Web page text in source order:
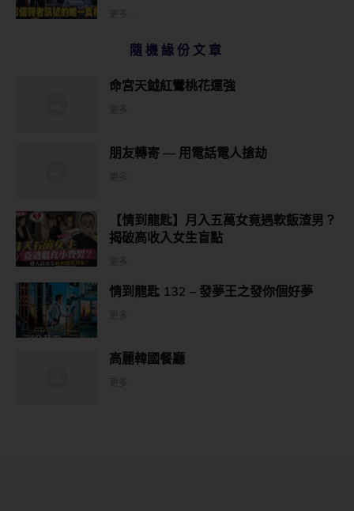
隨機緣份文章
命宮天鉞紅鸞桃花運強
朋友轉寄 — 用電話電人搶劫
【情到龍匙】月入五萬女竟遇軟飯渣男？
揭破高收入女生盲點
情到龍匙 132 – 發夢王之發你個好夢
高麗韓國餐廳